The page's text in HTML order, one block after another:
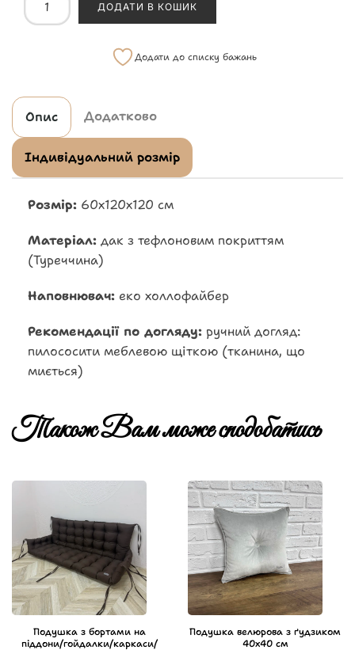
ДОДАТИ В КОШИК
Додати до списку бажань
Опис Додатково
Індивідуальний розмір
Розмір: 60х120х120 см
Матеріал: дак з тефлоновим покриттям
(Туреччина)
Наповнювач: еко холлофайбер
Рекомендації по догляду: ручний догляд:
пилососити меблевою щіткою (тканина, що
миється)
Також Вам може сподобатись
Подушка з бортами на
піддони/гойдалки/каркаси/
Подушка велюрова з ґудзиком
40х40 см